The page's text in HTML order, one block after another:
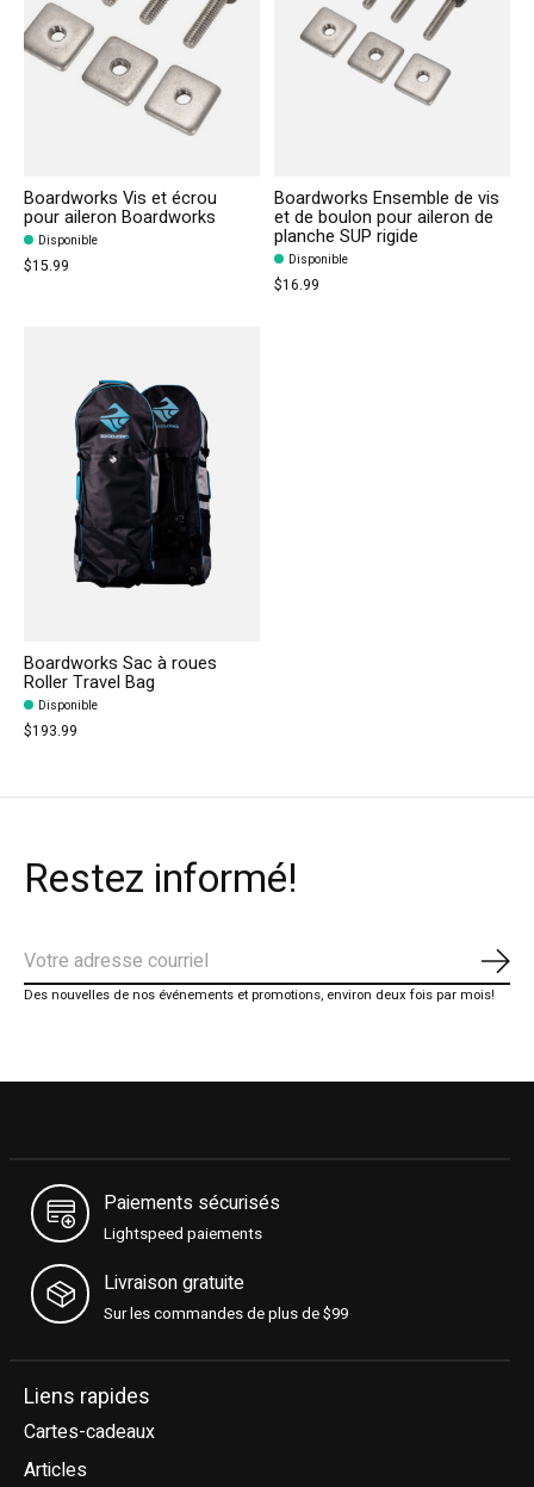
Boardworks Vis et écrou
pour aileron Boardworks
Disponible
$15.99
Boardworks Ensemble de vis
et de boulon pour aileron de
planche SUP rigide
Disponible
$16.99
Boardworks Sac à roues
Roller Travel Bag
Disponible
$193.99
Restez informé!
Des nouvelles de nos événements et promotions, environ deux fois par mois!
Paiements sécurisés
Lightspeed paiements
Livraison gratuite
Sur les commandes de plus de $99
Liens rapides
Cartes-cadeaux
Articles